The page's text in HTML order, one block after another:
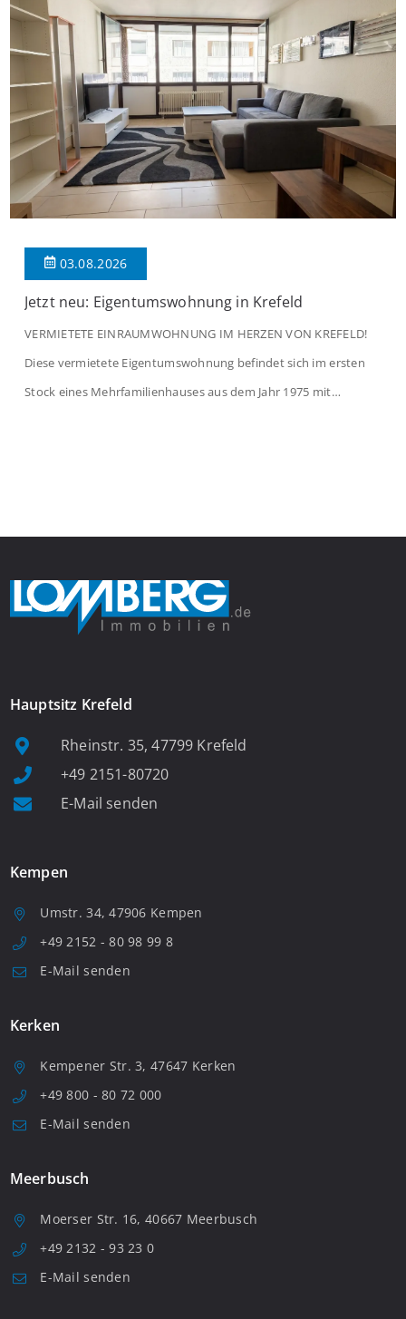
03.08.2026
Jetzt neu: Eigentumswohnung in Krefeld
VERMIETETE EINRAUMWOHNUNG IM HERZEN VON KREFELD!
Diese vermietete Eigentumswohnung befindet sich im ersten
Stock eines Mehrfamilienhauses aus dem Jahr 1975 mit
Hauptsitz Krefeld
Rheinstr. 35, 47799 Krefeld
+49 2151-80720
E-Mail senden
Kempen
Umstr. 34, 47906 Kempen
+49 2152 - 80 98 99 8
E-Mail senden
Kerken
Kempener Str. 3, 47647 Kerken
+49 800 - 80 72 000
E-Mail senden
Meerbusch
Moerser Str. 16, 40667 Meerbusch
+49 2132 - 93 23 0
E-Mail senden